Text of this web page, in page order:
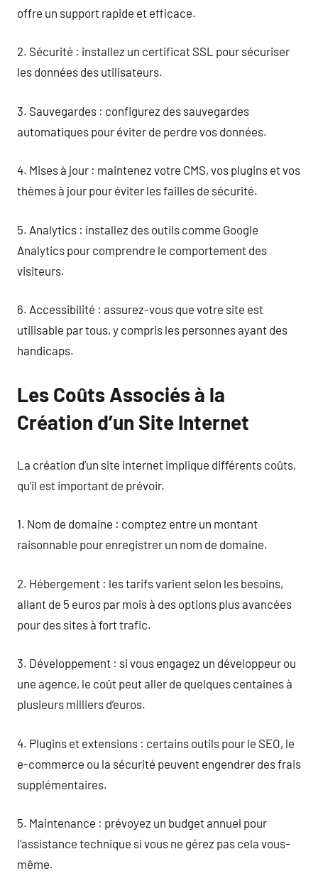
offre un support rapide et efficace.
2. Sécurité : installez un certificat SSL pour sécuriser
les données des utilisateurs.
3. Sauvegardes : configurez des sauvegardes
automatiques pour éviter de perdre vos données.
4. Mises à jour : maintenez votre CMS, vos plugins et vos
thèmes à jour pour éviter les failles de sécurité.
5. Analytics : installez des outils comme Google
Analytics pour comprendre le comportement des
visiteurs.
6. Accessibilité : assurez-vous que votre site est
utilisable par tous, y compris les personnes ayant des
handicaps.
Les Coûts Associés à la
Création d’un Site Internet
La création d’un site internet implique différents coûts,
qu’il est important de prévoir.
1. Nom de domaine : comptez entre un montant
raisonnable pour enregistrer un nom de domaine.
2. Hébergement : les tarifs varient selon les besoins,
allant de 5 euros par mois à des options plus avancées
pour des sites à fort trafic.
3. Développement : si vous engagez un développeur ou
une agence, le coût peut aller de quelques centaines à
plusieurs milliers d’euros.
4. Plugins et extensions : certains outils pour le SEO, le
e-commerce ou la sécurité peuvent engendrer des frais
supplémentaires.
5. Maintenance : prévoyez un budget annuel pour
l’assistance technique si vous ne gérez pas cela vous-
même.